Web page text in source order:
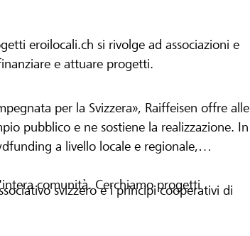
eroilocali.ch si rivolge ad associazioni e
e attuare progetti.
per la Svizzera», Raiffeisen offre alle
pubblico e ne sostiene la realizzazione. In
a livello locale e regionale,
comunità. Cerchiamo progetti
svizzero e i principi cooperativi di